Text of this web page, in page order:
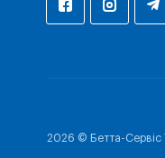
2026 © Бетта-Сервіс